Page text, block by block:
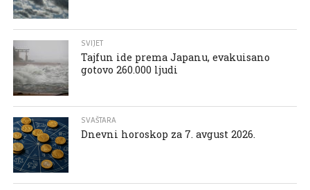
SVIJET
Tajfun ide prema Japanu, evakuisano
gotovo 260.000 ljudi
SVAŠTARA
Dnevni horoskop za 7. avgust 2026.